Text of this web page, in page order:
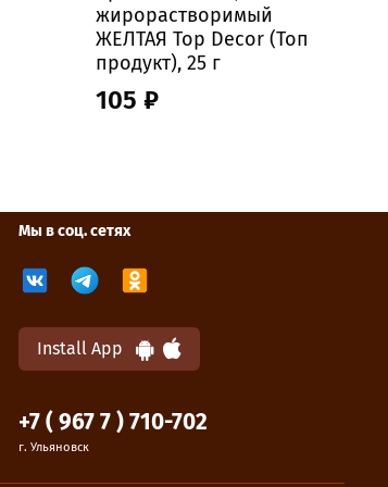
жирорастворимый
ЖЕЛТАЯ Top Decor (Топ
продукт), 25 г
105 ₽
Мы в соц. сетях
Install App
+7 ( 967 7 ) 710-702
г. Ульяновск